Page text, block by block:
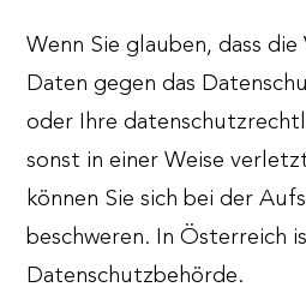
Wenn Sie glauben, dass
Daten gegen das
oder Ihre
sonst in einer Weise
können Sie sich bei der
beschweren. In Österreich
Datenschutzbehörde.